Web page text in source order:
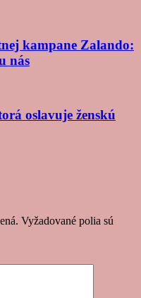
kampane Zalando:
nás
oslavuje ženskú
Vyžadované polia sú